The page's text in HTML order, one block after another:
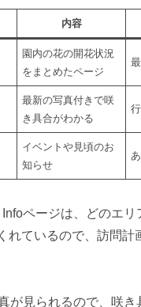
内容
園内の花の開花状況
をまとめたページ
最新の写真付きで咲
き具合がわかる
イベントや見頃のお
知らせ
ページは、どのエリ
れているので、訪問計
が見られるので、咲き